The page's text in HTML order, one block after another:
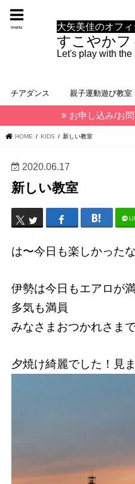
大矢美佳のオフ
すこやかフ
Let's play with the
menu
チアダンス 親子運動遊び教室
お申し込み/お
HOME KIDS 新しい教室
2020.06.17
新しい教室
は〜今日も楽しかった
伊勢は今日もエアロが
多気も満員
みなさまおつかれさま
夕焼け綺麗でした！見